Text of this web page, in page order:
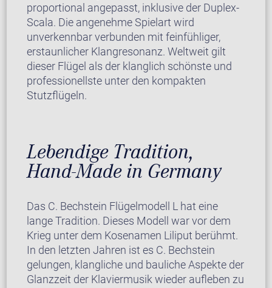
proportional angepasst, inklusive der Duplex-
Scala. Die angenehme Spielart wird
unverkennbar verbunden mit feinfühliger,
erstaunlicher Klangresonanz. Weltweit gilt
dieser Flügel als der klanglich schönste und
professionellste unter den kompakten
Stutzflügeln.
Lebendige Tradition,
Hand-Made in Germany
Das C. Bechstein Flügelmodell L hat eine
lange Tradition. Dieses Modell war vor dem
Krieg unter dem Kosenamen Liliput berühmt.
In den letzten Jahren ist es C. Bechstein
gelungen, klangliche und bauliche Aspekte der
Glanzzeit der Klaviermusik wieder aufleben zu